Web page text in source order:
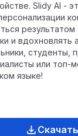
Slidy AI -
и вдохновлять
студенты,
или топ-
языке!